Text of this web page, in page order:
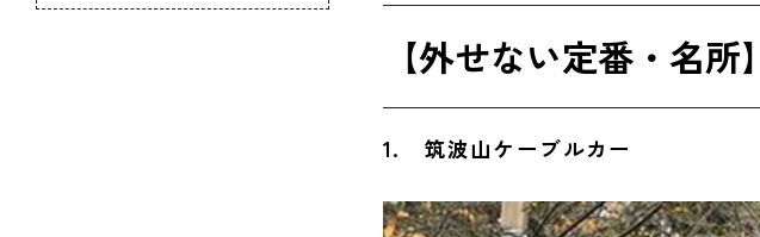
六角堂(茨城大学五浦美術文化研究
弘道館
【外せない定番・名
1. 筑波山ケーブルカー